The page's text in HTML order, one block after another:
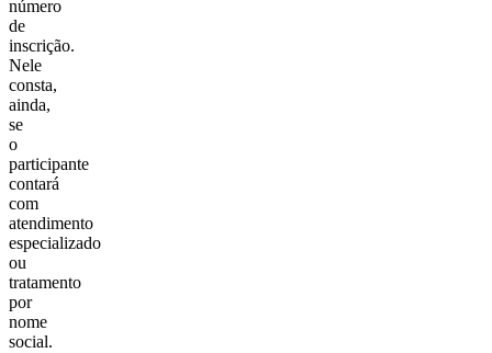
número
de
inscrição.
Nele
consta,
ainda,
se
o
participante
contará
com
atendimento
especializado
ou
tratamento
por
nome
social.